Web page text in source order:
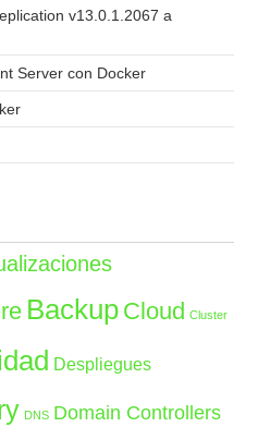
v13.0.1.2067 a
Server con Docker
Backup Cloud Cluster
Despliegues
DNS Domain Controllers